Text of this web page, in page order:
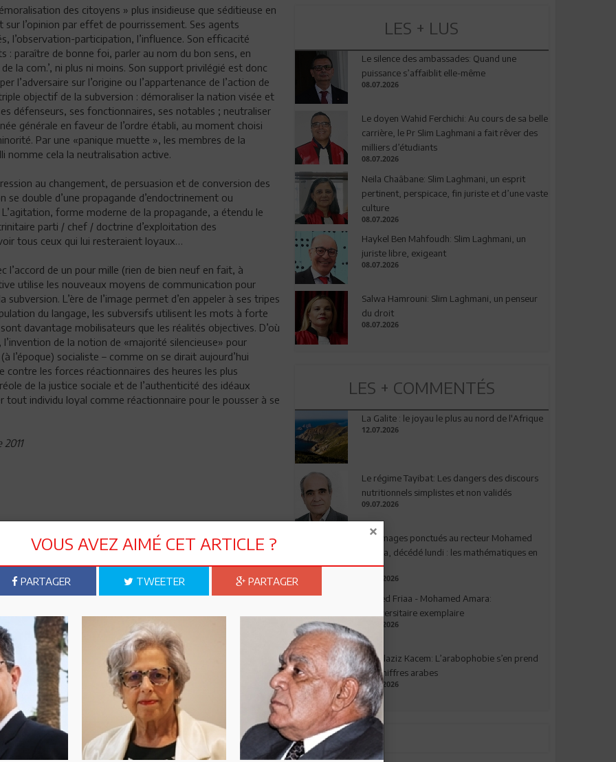
des citoyens » plus insidieuse que séditieuse en
l’opinion par effet de pourrissement. Ses agents
l’observation-participation, l’influence. Son efficacité
: paraître de bonne foi, parler au nom du bon sens, en
la com.’, ni plus ni moins. Son support privilégié est donc
l’adversaire sur l’origine ou l’appartenance de l’action de
objectif de la subversion : démoraliser la nation visée et
défenseurs, ses fonctionnaires, ses notables ; neutraliser
générale en faveur de l’ordre établi, au moment choisi
Par une «panique muette », les membres de la
nomme cela la neutralisation active.
au changement, de persuasion et de conversion des
double d’une propagande d’endoctrinement ou
forme moderne de la propagande, a étendu le
parti / chef / doctrine d’exploitation des
tous ceux qui lui resteraient loyaux…
de un pour mille (rien de bien neuf en fait, à
utilise les nouveaux moyens de communication pour
L’ère de l’image permet d’en appeler à ses tripes
du langage, les subversifs utilisent les mots à forte
davantage mobilisateurs que les réalités objectives. D’où
de la notion de «majorité silencieuse» pour
l’époque) socialiste – comme on se dirait aujourd’hui
les forces réactionnaires des heures les plus
de la justice sociale et de l’authenticité des idéaux
tout individu loyal comme réactionnaire pour le pousser à se
ami Imprimer
PARTAGEZ-LE AVEC VOS AMIS !
TWEETER ABONNEZ-VOUS
LES + LUS
Le silence des ambassades: Quand une
puissance s’affaiblit elle-même
08.07.2026
Le doyen Wahid Ferchichi: Au cours de sa belle
carrière, le Pr Slim Laghmani a fait rêver des
milliers d’étudiants
08.07.2026
Neila Chaâbane: Slim Laghmani, un esprit
pertinent, perspicace, fin juriste et d’une vaste
culture
08.07.2026
Haykel Ben Mahfoudh: Slim Laghmani, un
juriste libre, exigeant
08.07.2026
Salwa Hamrouni: Slim Laghmani, un penseur
du droit
08.07.2026
LES + COMMENTÉS
La Galite : le joyau le plus au nord de l'Afrique
12.07.2026
Le régime Tayibat: Les dangers des discours
nutritionnels simplistes et non validés
09.07.2026
Hommages ponctués au recteur Mohamed
Amara, décédé lundi : les mathématiques en
deuil
03.08.2026
Ahmed Friaa - Mohamed Amara:
l’Universitaire exemplaire
04.08.2026
Abdelaziz Kacem: L’arabophobie s’en prend
aux chiffres arabes
09.07.2026
VOUS AVEZ AIMÉ CET ARTICLE ?
PARTAGER TWEETER PARTAGER